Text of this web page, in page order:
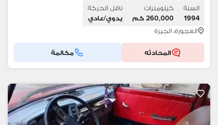
السنة
1994
كيلومترات
260,000 كم
ناقل الحركة
يدوي/عادي
العجوزة، الجيزة
المحادثه مكالمة